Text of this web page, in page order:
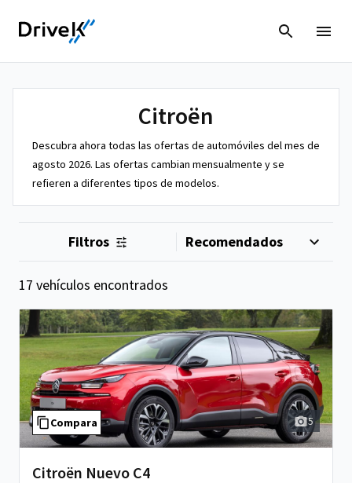
Citroën
Descubra ahora todas las ofertas de automóviles del mes de
agosto 2026. Las ofertas cambian mensualmente y se
refieren a diferentes tipos de modelos.
Filtros
17 vehículos encontrados
Compara 5
Citroën Nuevo C4